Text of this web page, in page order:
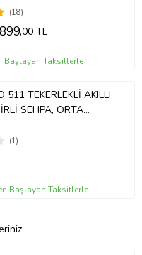
(18)
,00 TL
Başlayan Taksitlerle
511 TEKERLEKLİ AKILLI
SEHPA, ORTA
MASASI
(1)
Başlayan Taksitlerle